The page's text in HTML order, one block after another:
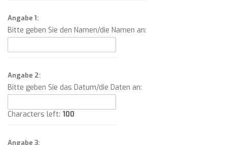
Angabe 1:
Bitte geben Sie den Namen/die Namen an:
Angabe 2:
Bitte geben Sie das Datum/die Daten an:
Characters left: 100
Angabe 3: